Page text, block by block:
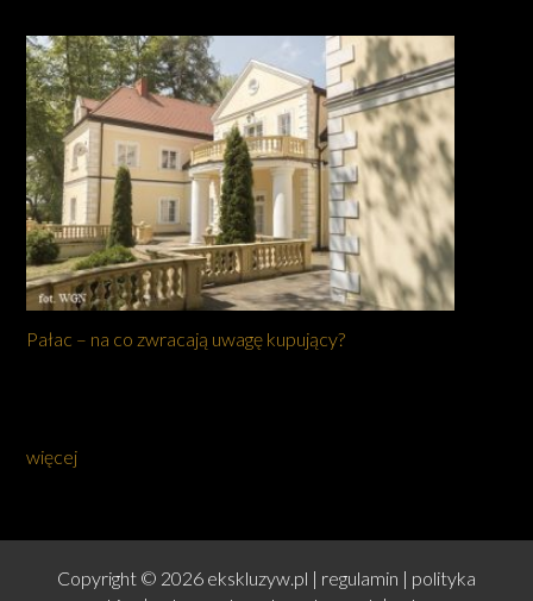
Pałac – na co zwracają uwagę kupujący?
więcej
Copyright © 2026 ekskluzyw.pl | regulamin | polityka